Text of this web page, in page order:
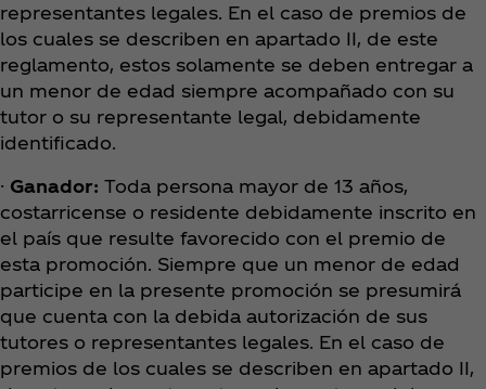
representantes legales. En el caso de premios de
los cuales se describen en apartado II, de este
reglamento, estos solamente se deben entregar a
un menor de edad siempre acompañado con su
tutor o su representante legal, debidamente
identificado.
· Ganador: Toda persona mayor de 13 años,
costarricense o residente debidamente inscrito en
el país que resulte favorecido con el premio de
esta promoción. Siempre que un menor de edad
participe en la presente promoción se presumirá
que cuenta con la debida autorización de sus
tutores o representantes legales. En el caso de
premios de los cuales se describen en apartado II,